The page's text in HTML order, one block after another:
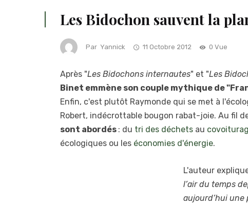
Les Bidochon sauvent la
Par Yannick 11 Octobre 2012 0 Vue
Après "Les Bidochons internautes" et "Les
Binet emmène son couple mythique de
Enfin, c'est plutôt Raymonde qui se met à
Robert, indécrottable bougon rabat-joie. Au fil
sont abordés : du tri des déchets au
écologiques ou les économies d'énergie.
L'auteur
l’air du temps
aujourd’hui